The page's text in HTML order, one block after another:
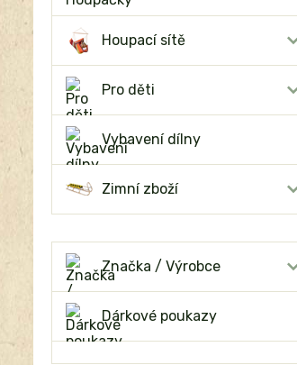
Houpací sítě
Pro děti
Vybavení dílny
Zimní zboží
Značka / Výrobce
Dárkové poukazy